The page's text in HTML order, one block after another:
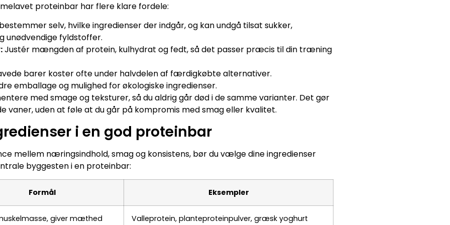
proteinbar har flere klare fordele:
selv, hvilke ingredienser der indgår, og kan undgå tilsat sukker,
unødvendige fyldstoffer.
Justér mængden af protein, kulhydrat og fedt, så det passer præcis til din træning
barer koster ofte under halvdelen af færdigkøbte alternativer.
emballage og mulighed for økologiske ingredienser.
med smage og teksturer, så du aldrig går død i de samme varianter. Det gør
vaner, uden at føle at du går på kompromis med smag eller kvalitet.
i en god proteinbar
mellem næringsindhold, smag og konsistens, bør du vælge dine ingredienser
byggesten i en proteinbar:
Formål Eksempler
giver mæthed Valleprotein, planteproteinpulver, græsk yoghurt